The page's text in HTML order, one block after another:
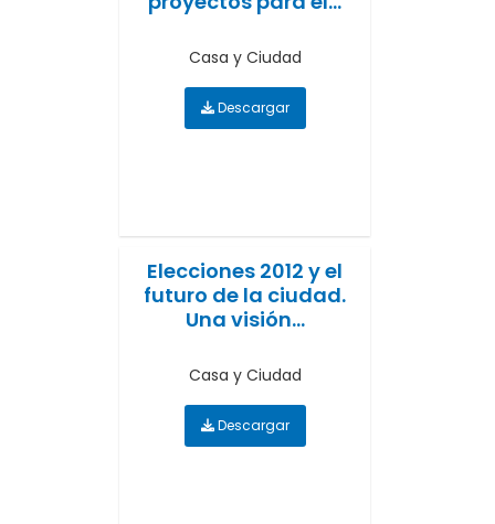
Casa y Ciudad
Descargar
Elecciones 2012 y el
futuro de la ciudad.
Una visión...
Casa y Ciudad
Descargar